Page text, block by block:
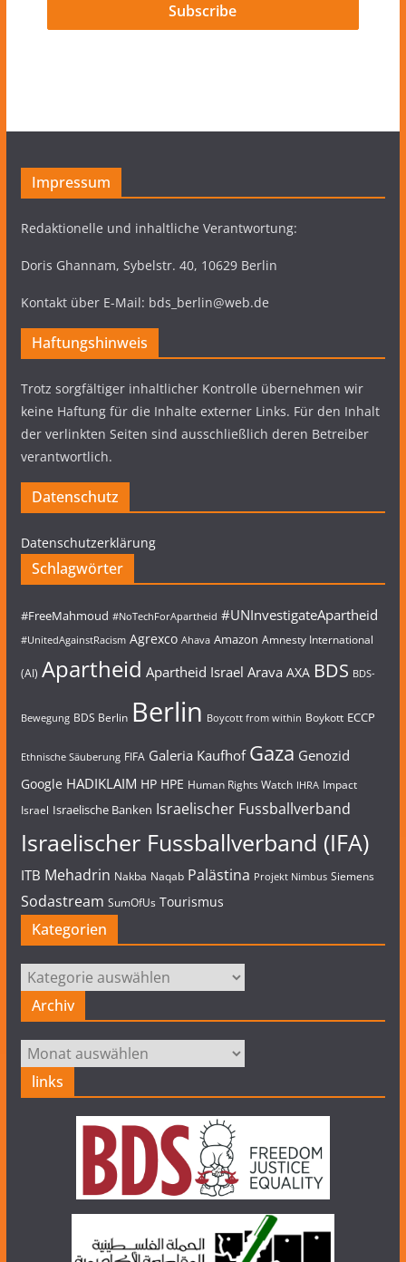
Impressum
Redaktionelle und inhaltliche Verantwortung:
Doris Ghannam, Sybelstr. 40, 10629 Berlin
Kontakt über E-Mail: bds_berlin@web.de
Haftungshinweis
Trotz sorgfältiger inhaltlicher Kontrolle übernehmen wir
keine Haftung für die Inhalte externer Links. Für den Inhalt
der verlinkten Seiten sind ausschließlich deren Betreiber
verantwortlich.
Datenschutz
Datenschutzerklärung
Schlagwörter
#FreeMahmoud #NoTechForApartheid #UNInvestigateApartheid
#UnitedAgainstRacism Agrexco Ahava Amazon Amnesty International
(AI) Apartheid Apartheid Israel Arava AXA BDS BDS-
Bewegung BDS Berlin Berlin Boycott from within Boykott ECCP
Ethnische Säuberung FIFA Galeria Kaufhof Gaza Genozid
Google HADIKLAIM HP HPE Human Rights Watch IHRA Impact
Israel Israelische Banken Israelischer Fussballverband
Israelischer Fussballverband (IFA)
ITB Mehadrin Nakba Naqab Palästina Projekt Nimbus Siemens
Sodastream SumOfUs Tourismus
Kategorien
Kategorien
Archiv
Archiv
links